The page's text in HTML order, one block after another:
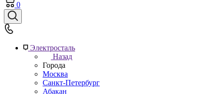
0
Электросталь
Назад
Города
Москва
Санкт-Петербург
Абакан